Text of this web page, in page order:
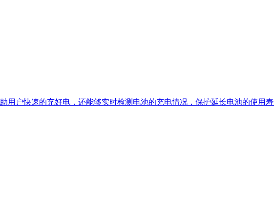
用户快速的充好电，还能够实时检测电池的充电情况，保护延长电池的使用